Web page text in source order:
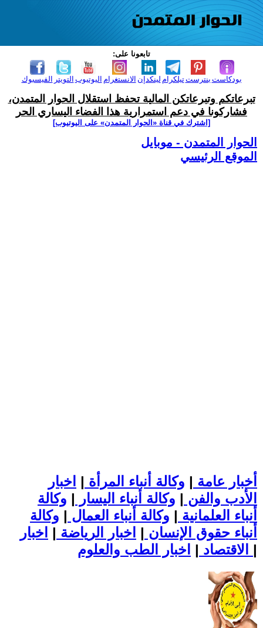
تابعونا على:
الفيسبوك التويتر اليوتيوب الانستغرام لينكدإن تيلكرامبنترست بودكاست
تبرعاتكم وتبرعاتكن المالية تحفظ استقلال الحوار المتمدن،
فشاركونا في دعم استمرارية هذا الفضاء اليساري الحر
[اشترك في قناة ‫«الحوار المتمدن» على اليوتيوب]
الحوار المتمدن - موبايل
الموقع الرئيسي
أخبار عامة | وكالة أنباء المرأة | اخبار
الأدب والفن | وكالة أنباء اليسار | وكالة
أنباء العلمانية | وكالة أنباء العمال | وكالة
أنباء حقوق الإنسان | اخبار الرياضة | اخبار
الاقتصاد | |